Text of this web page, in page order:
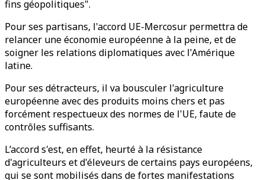
fins géopolitiques".
Pour ses partisans, l'accord UE-Mercosur permettra de
relancer une économie européenne à la peine, et de
soigner les relations diplomatiques avec l'Amérique
latine.
Pour ses détracteurs, il va bousculer l'agriculture
européenne avec des produits moins chers et pas
forcément respectueux des normes de l'UE, faute de
contrôles suffisants.
L’accord s'est, en effet, heurté à la résistance
d'agriculteurs et d'éleveurs de certains pays européens,
qui se sont mobilisés dans de fortes manifestations